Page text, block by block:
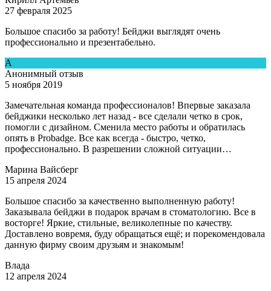
27 февраля 2025
Большое спасибо за работу! Бейджи выглядят очень
профессионально и презентабельно.
А
Анонимный отзыв
5 ноября 2019
Замечательная команда профессионалов! Впервые заказала
бейджики несколько лет назад - все сделали четко в срок,
помогли с дизайном. Сменила место работы и обратилась
опять в Рrobadge. Все как всегда - быстро, четко,
профессионально. В разрешении сложной ситуации…
Марина Вайсберг
15 апреля 2024
Большое спасибо за качественно выполненную работу!
Заказывала бейджи в подарок врачам в стоматологию. Все в
восторге! Яркие, стильные, великолепные по качеству.
Доставлено вовремя, буду обращаться ещё; и порекомендовала
данную фирму своим друзьям и знакомым!
Влада
12 апреля 2024